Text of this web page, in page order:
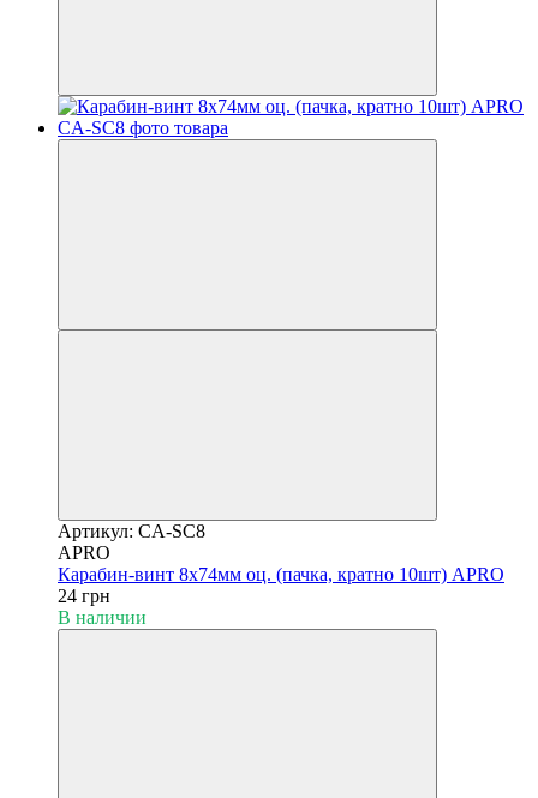
Артикул: CA-SC8
APRO
Карабин-винт 8х74мм оц. (пачка, кратно 10шт) APRO
24 грн
В наличии